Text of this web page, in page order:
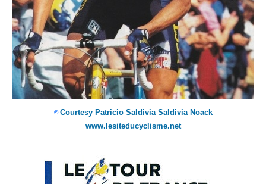
© Courtesy Patricio Saldivia Saldivia Noack
www.lesiteducyclisme.net